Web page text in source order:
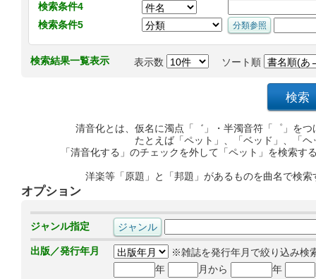
検索条件4
検索条件5
検索結果一覧表示 表示数 ソート順
清音化とは、仮名に濁点「゛」・半濁音符「゜」を
たとえば「ペット」、「ベッド」、「
「清音化する」のチェックを外して「ペット」を検索
洋楽等「原題」と「邦題」があるものを曲名で検
オプション
ジャンル指定
出版／発行年月
※雑誌を発行年月で絞り込み検
年
月から 年